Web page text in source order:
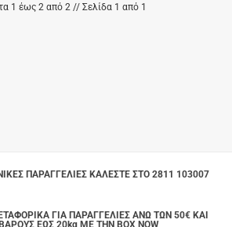
1 έως 2 από 2 // Σελίδα 1 από 1
ΠΑΡΑΓΓΕΛΙΕΣ ΚΑΛΕΣΤΕ ΣΤΟ 2811 103007
ΓΙΑ ΠΑΡΑΓΓΕΛΙΕΣ ΑΝΩ ΤΩΝ 50€ ΚΑΙ